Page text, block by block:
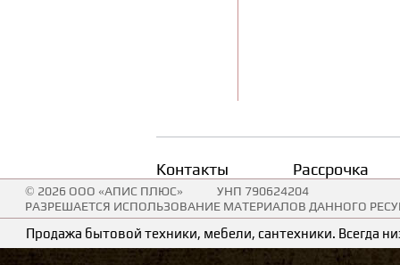
Контакты Рассрочка
© 2026 ООО «АПИС ПЛЮС»
УНП 790624204
РАЗРЕШАЕТСЯ ИСПОЛЬЗОВАНИЕ МАТЕРИАЛОВ ДАННОГО
Продажа бытовой техники, мебели, сантехники. Всегда